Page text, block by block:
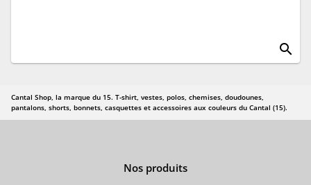
search
Cantal Shop, la marque du 15. T-shirt, vestes, polos, chemises, doudounes,
pantalons, shorts, bonnets, casquettes et accessoires aux couleurs du Cantal (15).
Nos produits